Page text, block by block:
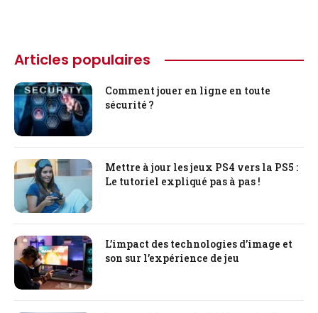
Articles populaires
Comment jouer en ligne en toute
sécurité ?
Mettre à jour les jeux PS4 vers la PS5 :
Le tutoriel expliqué pas à pas !
L’impact des technologies d’image et
son sur l’expérience de jeu